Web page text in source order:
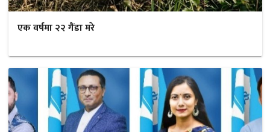
एक वर्षमा २२ गैंडा मरे